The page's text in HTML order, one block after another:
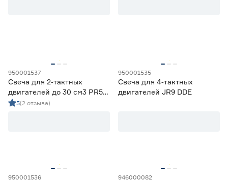
Размер шестигранника (мм)
16 19 21
19х21
950001537
Свеча для 2‑тактных
двигателей до 30 см3 PR5Y
DDE
5(2 отзыва)
950001535
Свеча для 4‑тактных
двигателей JR9 DDE
950001536 946000082